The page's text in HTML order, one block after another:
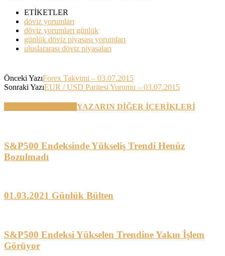
ETİKETLER
döviz yorumları
döviz yorumları günlük
günlük döviz piyasası yorumları
uluslararası döviz piyasaları
Önceki YazıForex Takvimi – 03.07.2015
Sonraki YazıEUR / USD Paritesi Yorumu – 03.07.2015
YAZARIN DİĞER İÇERİKLERİ
S&P500 Endeksinde Yükseliş Trendi Henüz
Bozulmadı
01.03.2021 Günlük Bülten
S&P500 Endeksi Yükselen Trendine Yakın İşlem
Görüyor